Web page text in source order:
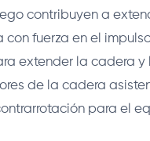
contribuyen a
fuerza en el
extender la cadera
de la cadera
para el